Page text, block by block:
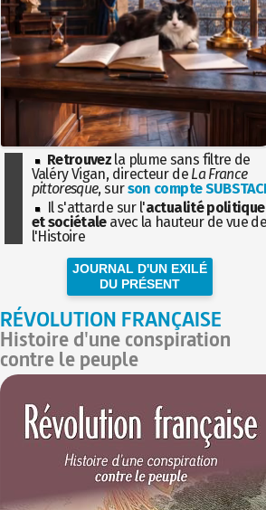
Retrouvez la plume sans filtre de
Valéry Vigan, directeur de La France
pittoresque, surson compte
Il s'attarde sur l'actualité politique
et sociétaleavec la hauteur de vue
l'Histoire
JOURNAL D'UN EXILÉ
DU PRÉSENT
RÉVOLUTION FRANÇAISE
Histoire d'une conspiration
contre le peuple